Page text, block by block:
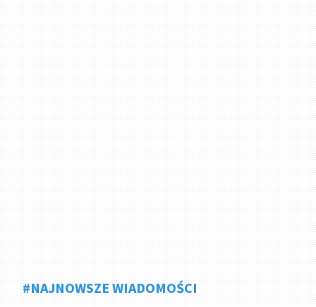
#NAJNOWSZE WIADOMOŚCI